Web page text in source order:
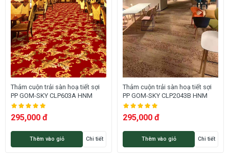
Thảm cuộn trải sàn hoạ tiết sợi
PP GOM-SKY CLP603A HNM
295,000 đ
Thêm vào giỏ Chi tiết
Thảm cuộn trải sàn hoạ tiết sợi
PP GOM-SKY CLP2043B HNM
295,000 đ
Thêm vào giỏ Chi tiết